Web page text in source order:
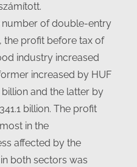
number of double-entry
the profit before tax of
industry increased
increased by HUF
billion and the latter by
billion. The profit
in the
affected by the
both sectors was